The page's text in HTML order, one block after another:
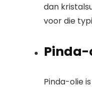
dan
voor die
Pinda-olie